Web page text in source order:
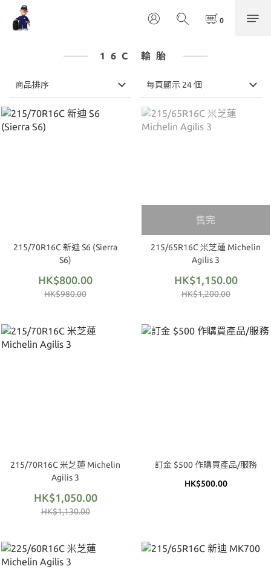
16C 輪胎
商品排序 每頁顯示 24 個
215/70R16C 新迪 S6 (Sierra
S6)
HK$800.00
HK$980.00
售完
215/65R16C 米芝蓮 Michelin
Agilis 3
HK$1,150.00
HK$1,200.00
215/70R16C 米芝蓮 Michelin
Agilis 3
HK$1,050.00
HK$1,130.00
訂金 $500 作購買產品/服務
HK$500.00